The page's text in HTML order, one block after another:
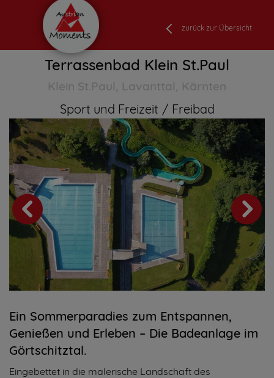
zurück zur Übersicht
Terrassenbad Klein St.Paul
Klein St.Paul, Lavanttal, Kärnten
Sport und Freizeit Freibad
Ein Sommerparadies zum Entspannen,
Genießen und Erleben – Die Badeanlage im
Görtschitztal.
Eingebettet in die malerische Landschaft des